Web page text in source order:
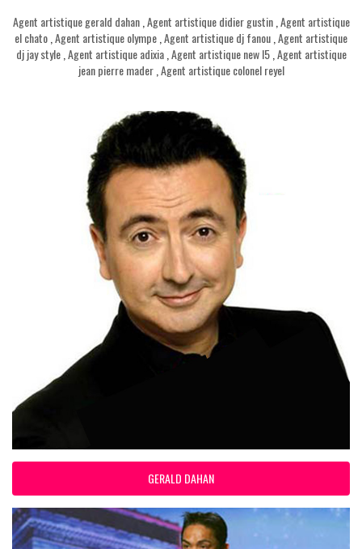
Agent artistique gerald dahan, Agent artistique didier gustin, Agent artistique
el chato Agent artistique olympe Agent artistique dj fanou Agent artistique
dj jay style, Agent artistique adixia, Agent artistique new l5, Agent artistique
jean pierre mader, Agent artistique colonel reyel
GERALD DAHAN